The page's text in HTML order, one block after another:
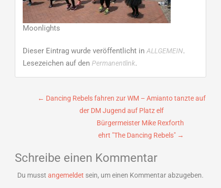
Moonlights
Dieser Eintrag wurde veröffentlicht in ALLGEMEIN.
Lesezeichen auf den Permanentlink.
Beitragsnavigation
← Dancing Rebels fahren zur WM – Amianto tanzte auf
der DM Jugend auf Platz elf
Bürgermeister Mike Rexforth
ehrt "The Dancing Rebels" →
Schreibe einen Kommentar
Du musst angemeldet sein, um einen Kommentar abzugeben.